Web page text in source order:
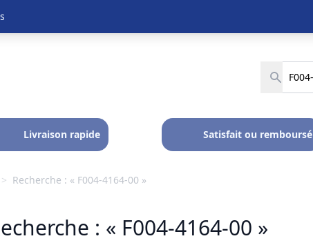
Livraison rapide Satisfait ou remboursé
> Recherche : « F004-4164-00 »
: « F004-4164-00 »